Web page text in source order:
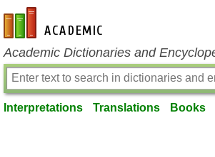
en-academic.com
Academic Dictionaries and
Interpretations Translations Books